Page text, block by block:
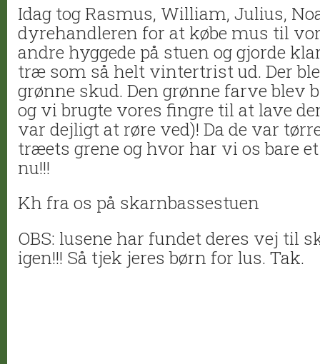
Idag tog Rasmus, William, Julius,
dyrehandleren for at købe mus til
andre hyggede på stuen og gjorde
træ som så helt vintertrist ud. Der
grønne skud. Den grønne farve blev
og vi brugte vores fingre til at lave
var dejligt at røre ved)! Da de var
træets grene og hvor har vi os bare
nu!!!
Kh fra os på skarnbassestuen
OBS: lusene har fundet deres vej til
igen!!! Så tjek jeres børn for lus. Tak.